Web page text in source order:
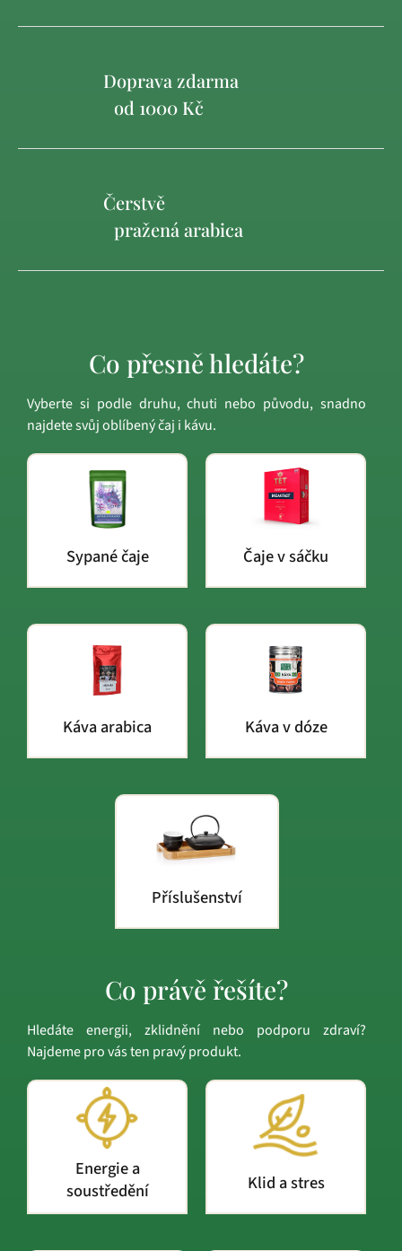
Doprava zdarma
od 1000 Kč
Čerstvě
pražená arabica
Co přesně hledáte?
Vyberte si podle druhu, chuti nebo původu, snadno
najdete svůj oblíbený čaj i kávu.
Sypané čaje Čaje v sáčku
Káva arabica Káva v dóze
Příslušenství
Co právě řešíte?
Hledáte energii, zklidnění nebo podporu zdraví?
Najdeme pro vás ten pravý produkt.
Energie a
soustředění
Klid a stres